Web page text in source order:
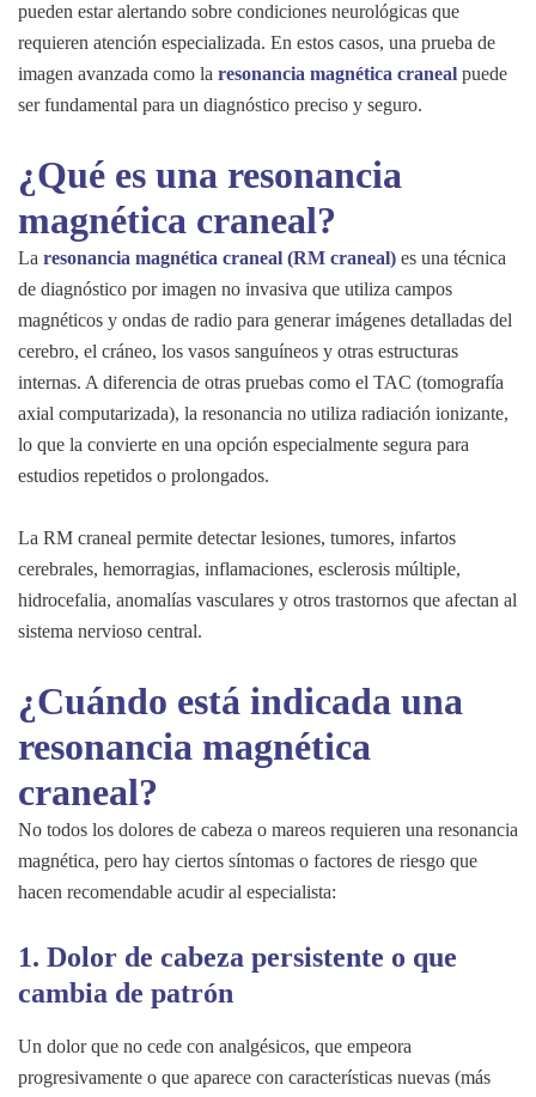
pueden estar alertando sobre condiciones neurológicas que
requieren atención especializada. En estos casos, una prueba de
imagen avanzada como la resonancia magnética craneal puede
ser fundamental para un diagnóstico preciso y seguro.
¿Qué es una resonancia
magnética craneal?
La resonancia magnética craneal (RM craneal) es una técnica
de diagnóstico por imagen no invasiva que utiliza campos
magnéticos y ondas de radio para generar imágenes detalladas del
cerebro, el cráneo, los vasos sanguíneos y otras estructuras
internas. A diferencia de otras pruebas como el TAC (tomografía
axial computarizada), la resonancia no utiliza radiación ionizante,
lo que la convierte en una opción especialmente segura para
estudios repetidos o prolongados.
La RM craneal permite detectar lesiones, tumores, infartos
cerebrales, hemorragias, inflamaciones, esclerosis múltiple,
hidrocefalia, anomalías vasculares y otros trastornos que afectan al
sistema nervioso central.
¿Cuándo está indicada una
resonancia magnética
craneal?
No todos los dolores de cabeza o mareos requieren una resonancia
magnética, pero hay ciertos síntomas o factores de riesgo que
hacen recomendable acudir al especialista:
1. Dolor de cabeza persistente o que
cambia de patrón
Un dolor que no cede con analgésicos, que empeora
progresivamente o que aparece con características nuevas (más